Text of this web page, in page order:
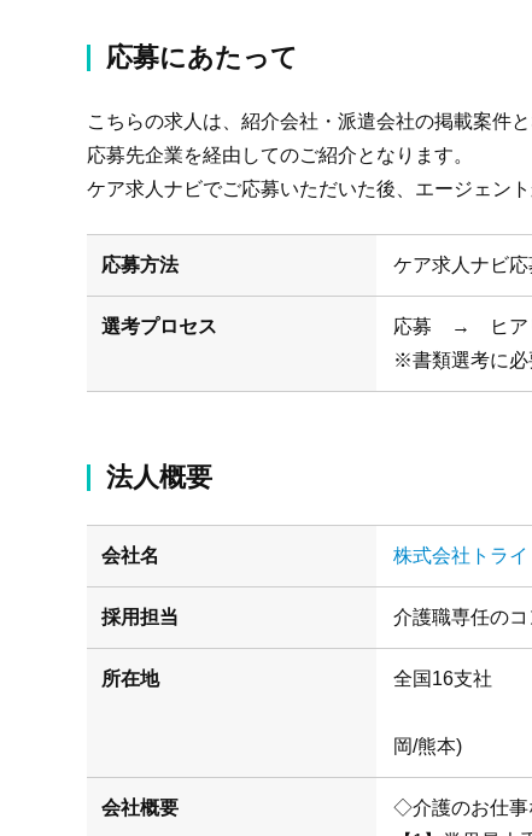
応募にあたって
こちらの求人は、紹介会社・派遣会社の掲載案件と
応募先企業を経由してのご紹介となります。
ケア求人ナビでご応募いただいた後、エージェン
応募方法 ケア求人ナビ応
選考プロセス
応募 → ヒア
※書類選考に必
法人概要
会社名 株式会社トライ
採用担当 介護職専任の
所在地
(札幌/仙
岡/熊本)
会社概要
◇介護のお仕